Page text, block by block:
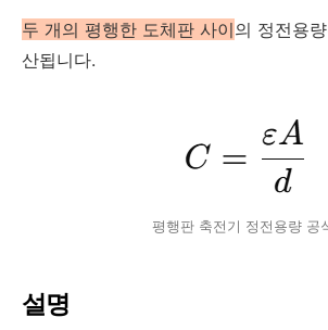
두 개의 평행한 도체판 사이의 정전용
산됩니다.
평행판 축전기 정전용량 공
설명